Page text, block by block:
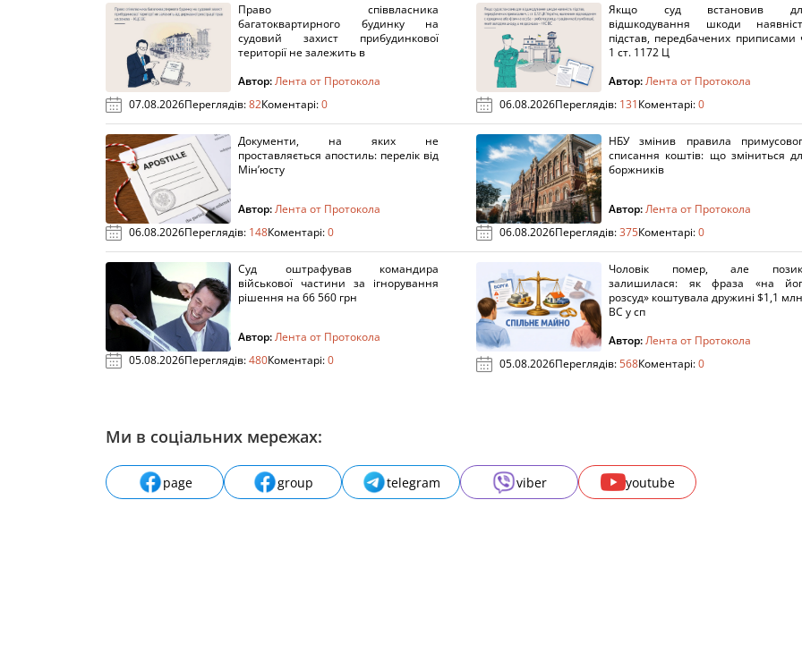
Право співвласника
багатоквартирного будинку на
судовий захист прибудинкової
території не залежить в
Автор:Лента от Протокола
07.08.2026Переглядів:82Коментарі:0
Якщо суд встановив
відшкодування шкоди
підстав, передбачених приписами
1 ст. 1172 Ц
Автор:Лента от Протокола
06.08.2026Переглядів: 131Коментарі:0
Документи, на яких не
проставляється апостиль: перелік від
Мін’юсту
Автор:Лента от Протокола
06.08.2026Переглядів: 148Коментарі:0
НБУ змінив правила
списання коштів: що зміниться
боржників
Автор:Лента от Протокола
06.08.2026Переглядів:375Коментарі:0
Суд оштрафував командира
військової частини за ігнорування
рішення на 66 560 грн
Автор:Лента от Протокола
05.08.2026Переглядів:480Коментарі:0
Чоловік помер, але
залишилася: як фраза «на
розсуд» коштувала дружині $1,1
ВС у сп
Автор:Лента от Протокола
05.08.2026Переглядів:568Коментарі:0
Ми в соціальних мережах:
page group telegram viber youtube